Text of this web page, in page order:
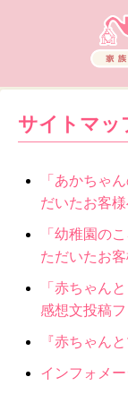
サイトマッ
「あかちゃ
だいたお客
「幼稚園の
ただいたお
「赤ちゃん
感想文投稿
『赤ちゃん
インフォメ